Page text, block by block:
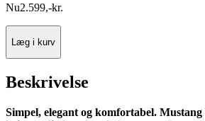
Nu2.599,-kr.
Læg i kurv
Beskrivelse
Simpel, elegant og komfortabel.